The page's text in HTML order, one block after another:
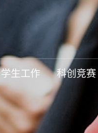
学生工作 科创竞赛